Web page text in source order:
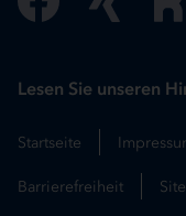
Lesen Sie unseren
Startseite
Barrierefreiheit